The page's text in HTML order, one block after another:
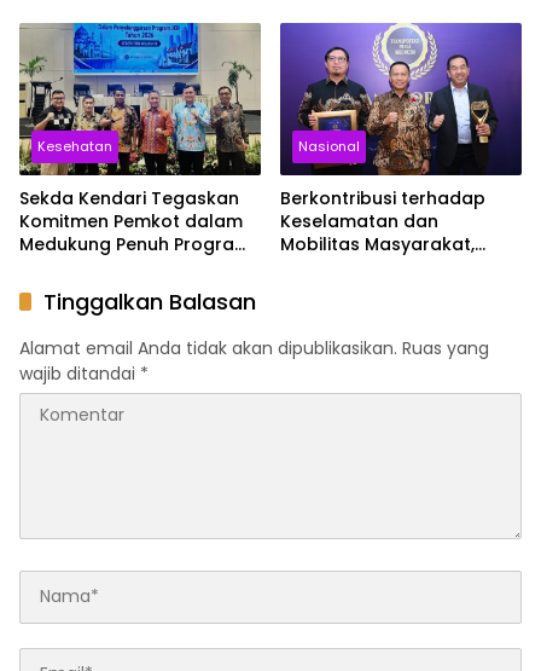
Sekarang
Kesehatan
Sekda Kendari Tegaskan
Komitmen Pemkot dalam
Medukung Penuh Program
Nasional
Berkontribusi terhadap
Keselamatan dan
Mobilitas Masyarakat,
Awards 2026
Tinggalkan Balasan
Alamat email Anda tidak akan dipublikasikan. Ruas yang
wajib ditandai *